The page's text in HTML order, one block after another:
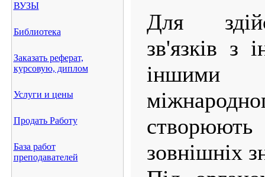
ВУЗЫ
Библиотека
Заказать реферат,
курсовую, диплом
Услуги и цены
Продать Работу
База работ
преподавателей
Для
зв'язків з
зовнішніх